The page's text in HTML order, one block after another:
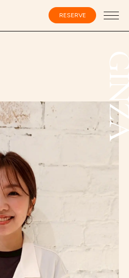
RESERVE